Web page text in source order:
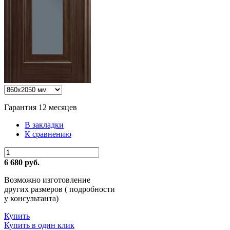
Гарантия 12 месяцев
В закладки
К сравнению
6 680 руб.
Возможно изготовление
других размеров ( подробности
у консультанта)
Купить
Купить в один клик